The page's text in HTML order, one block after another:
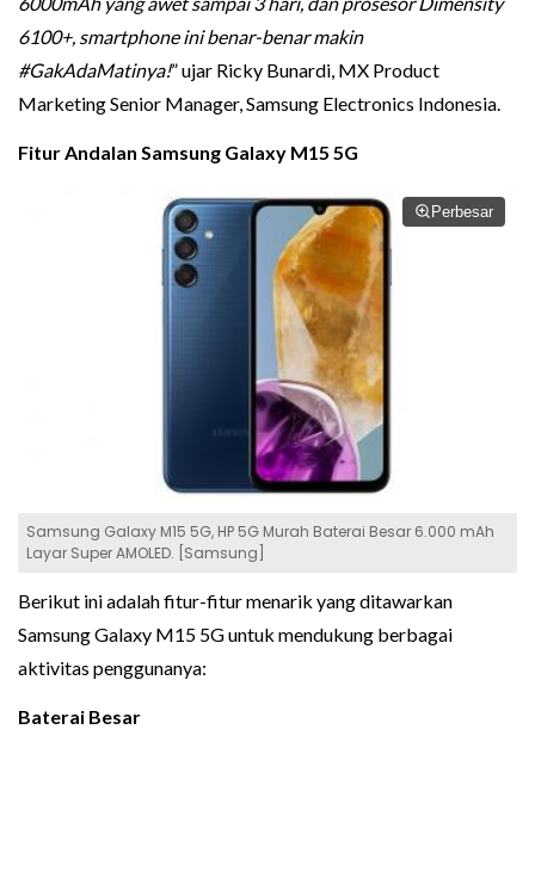
6100+, smartphone ini benar-benar makin
#GakAdaMatinya!” ujar Ricky Bunardi, MX Product
Marketing Senior Manager, Samsung Electronics Indonesia.
Fitur Andalan Samsung Galaxy M15 5G
Perbesar
Samsung Galaxy M15 5G, HP 5G Murah Baterai Besar 6.000 mAh
Layar Super AMOLED. [Samsung]
Berikut ini adalah fitur-fitur menarik yang ditawarkan
Samsung Galaxy M15 5G untuk mendukung berbagai
aktivitas penggunanya:
Baterai Besar